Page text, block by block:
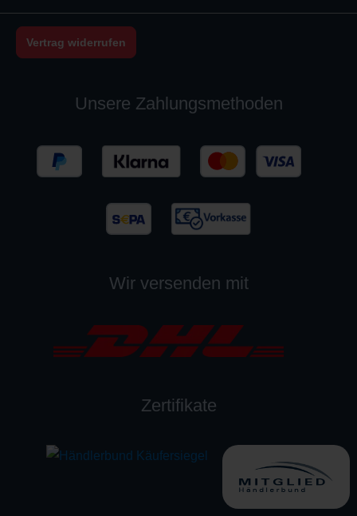
Vertrag widerrufen
Unsere Zahlungsmethoden
Wir versenden mit
Zertifikate